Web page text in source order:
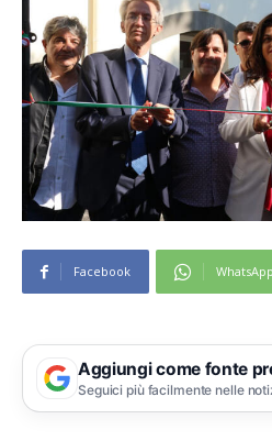
Facebook WhatsApp
Aggiungi come fonte
Seguici più facilmente nelle